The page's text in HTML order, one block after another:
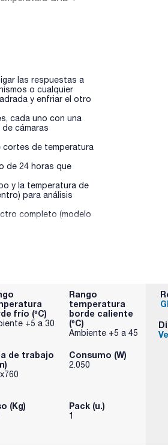
las respuestas a
o cualquier
y enfriar el otro
cada uno con una
cámaras
cortes de temperatura
de 24 horas que
y la temperatura de
para análisis
completo (modelo
frío (ºC)
+5 a 30
Rango
temperatura
borde caliente
(ºC)
Ambiente +5 a 45
de trabajo
Consumo (W)
2.050
(Kg) Pack (u.)
1